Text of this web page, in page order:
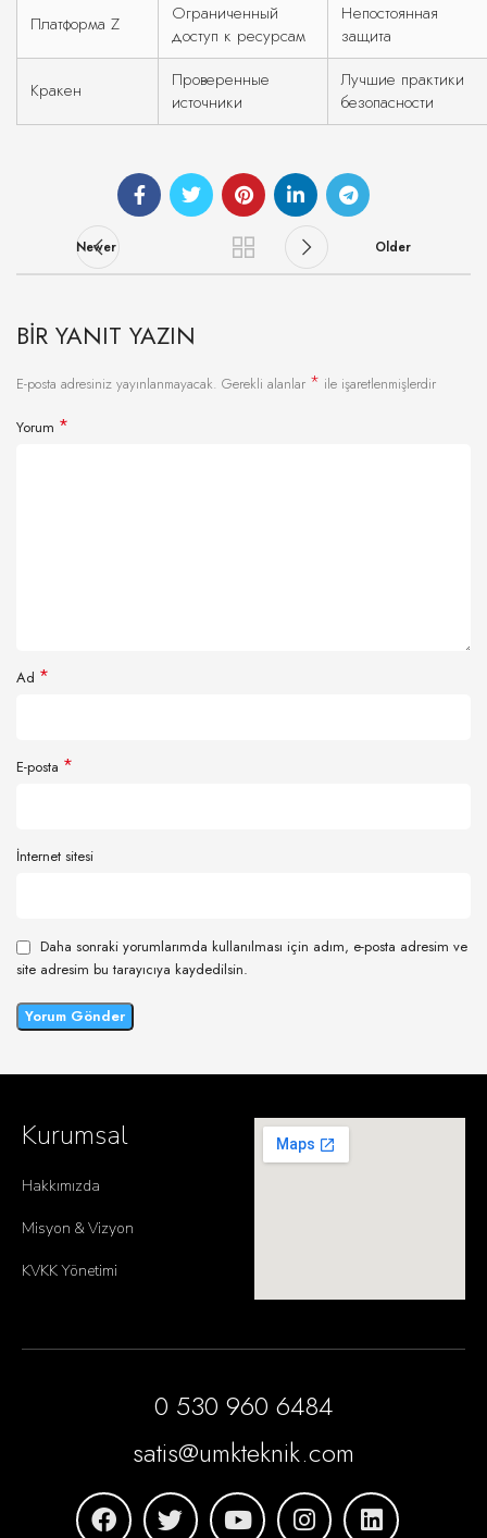
Платформа Z
Ограниченный
доступ к ресурсам
Непостоянная
защита
Кракен
Проверенные
источники
Лучшие практики
безопасности
Newer Older
BIR YANIT YAZIN
E-posta adresiniz yayınlanmayacak. Gerekli alanlar * ile işaretlenmişlerdir
Yorum *
Ad *
E-posta *
İnternet sitesi
Daha sonraki yorumlarımda kullanılması için adım, e-posta adresim ve
site adresim bu tarayıcıya kaydedilsin.
Kurumsal
Hakkımızda
Misyon & Vizyon
KVKK Yönetimi
0 530 960 6484
satis@umkteknik.com